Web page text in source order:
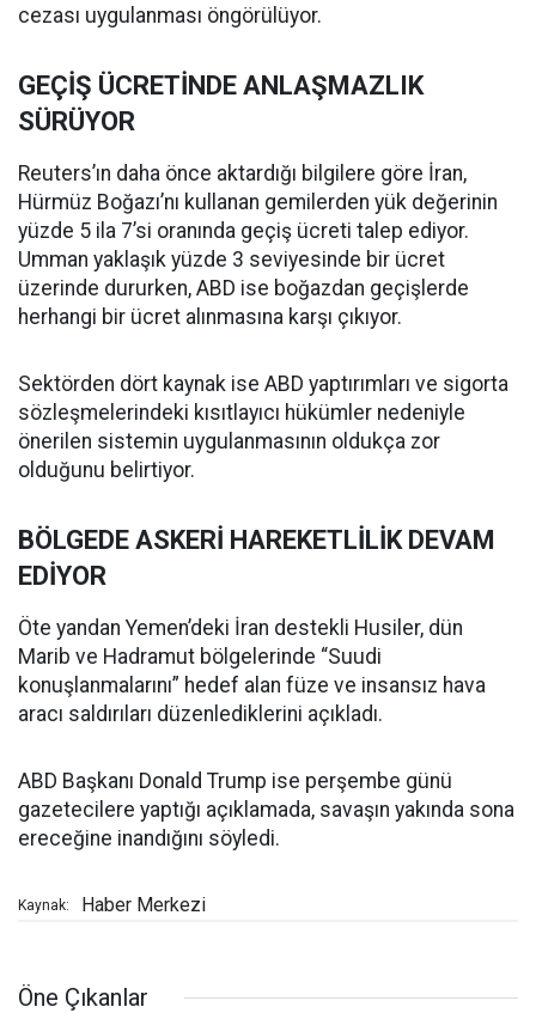
cezası uygulanması öngörülüyor.
GEÇİŞ ÜCRETİNDE ANLAŞMAZLIK
SÜRÜYOR
Reuters’ın daha önce aktardığı bilgilere göre İran,
Hürmüz Boğazı’nı kullanan gemilerden yük değerinin
yüzde 5 ila 7’si oranında geçiş ücreti talep ediyor.
Umman yaklaşık yüzde 3 seviyesinde bir ücret
üzerinde dururken, ABD ise boğazdan geçişlerde
herhangi bir ücret alınmasına karşı çıkıyor.
Sektörden dört kaynak ise ABD yaptırımları ve sigorta
sözleşmelerindeki kısıtlayıcı hükümler nedeniyle
önerilen sistemin uygulanmasının oldukça zor
olduğunu belirtiyor.
BÖLGEDE ASKERİ HAREKETLİLİK DEVAM
EDİYOR
Öte yandan Yemen’deki İran destekli Husiler, dün
Marib ve Hadramut bölgelerinde “Suudi
konuşlanmalarını” hedef alan füze ve insansız hava
aracı saldırıları düzenlediklerini açıkladı.
ABD Başkanı Donald Trump ise perşembe günü
gazetecilere yaptığı açıklamada, savaşın yakında sona
ereceğine inandığını söyledi.
Kaynak: Haber Merkezi
Öne Çıkanlar